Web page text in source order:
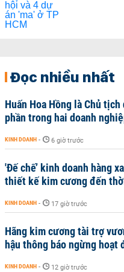
Đọc nhiều nhất
Huấn Hoa Hồng là Chủ
phần trong hai doanh
KINH DOANH - 6 giờ trước
'Đế chế’ kinh doanh hàng
thiết kế kim cương đến
KINH DOANH - 17 giờ trước
Hãng kim cương tài trợ
hậu thông báo ngừng hoạt
KINH DOANH - 12 giờ trước